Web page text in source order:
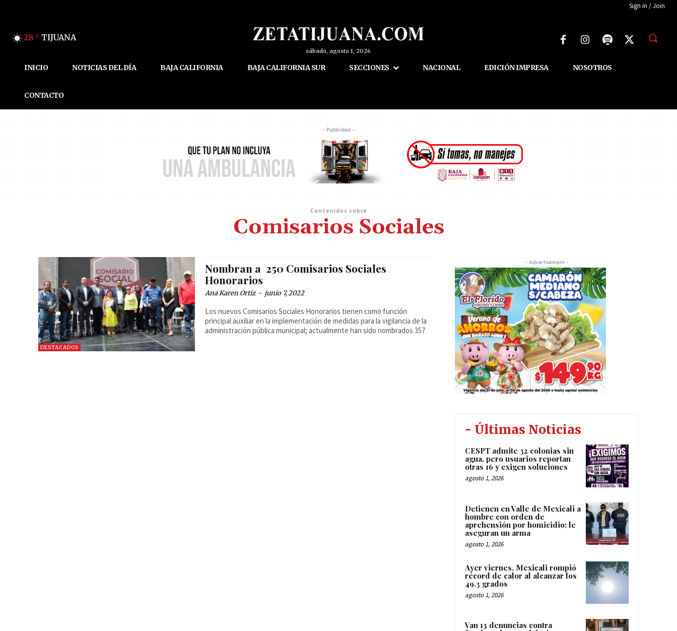
Sign in / Join
28 C TIJUANA
sábado, agosto 1, 2026
INICIO NOTICIAS DEL DÍA BAJA CALIFORNIA BAJA CALIFORNIA SUR SECCIONES NACIONAL EDICIÓN IMPRESA NOSOTROS
CONTACTO
- Publicidad -
Contenidos sobre
Comisarios Sociales
DESTACADOS
Nombran a 250 Comisarios Sociales
Honorarios
Ana Karen Ortiz - junio 7, 2022
Los nuevos Comisarios Sociales Honorarios tienen como función
principal auxiliar en la implementación de medidas para la vigilancia de la
administración pública municipal; actualmente han sido nombrados 357
- Advertisement -
- Últimas Noticias
CESPT admite 32 colonias sin
agua, pero usuarios reportan
otras 16 y exigen soluciones
agosto 1, 2026
Detienen en Valle de Mexicali a
hombre con orden de
aprehensión por homicidio; le
aseguran un arma
agosto 1, 2026
Ayer viernes, Mexicali rompió
récord de calor al alcanzar los
49.3 grados
agosto 1, 2026
Van 13 denuncias contra